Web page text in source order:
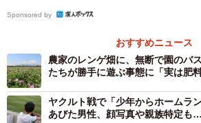
その席を挟んだ形で2席を取る。間の1
ば2人で荷物置きに使える、誰かが買
を持ちかける、という技（手口）が流
って、びっくり」
Sponsored by
おすすめニュース
農家のレンゲ畑に、無断で園の
たちが勝手に遊ぶ事態に「実は肥
ヤクルト戦で「少年からホームラ
あびた男性、顔写真や親族特定も